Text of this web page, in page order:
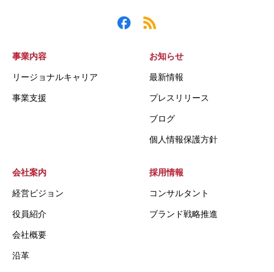
事業内容
リージョナルキャリア
事業支援
お知らせ
最新情報
プレスリリース
ブログ
個人情報保護方針
会社案内
経営ビジョン
役員紹介
会社概要
沿革
採用情報
コンサルタント
ブランド戦略推進